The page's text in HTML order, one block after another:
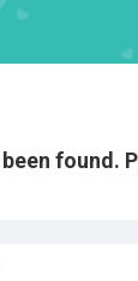
found.